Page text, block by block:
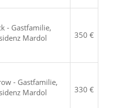
- Gastfamilie,
Mardol
350 €
- Gastfamilie,
Mardol
330 €